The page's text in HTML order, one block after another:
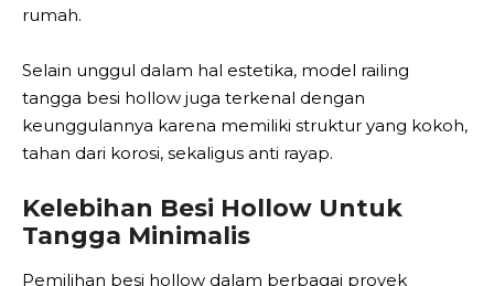
rumah.
Selain unggul dalam hal estetika, model railing
tangga besi hollow juga terkenal dengan
keunggulannya karena memiliki struktur yang kokoh,
tahan dari korosi, sekaligus anti rayap.
Kelebihan Besi Hollow Untuk
Tangga Minimalis
Pemilihan besi hollow dalam berbagai proyek